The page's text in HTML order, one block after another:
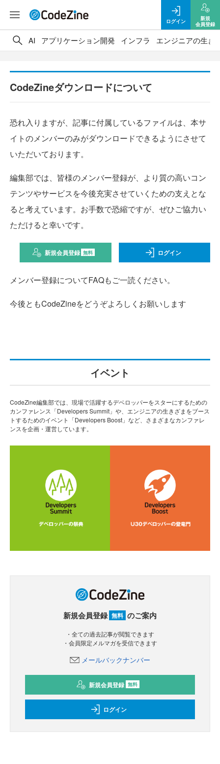
ログイン
新規
会員登録
AI アプリケーション開発 インフラ エンジニアの生き
CodeZineダウンロードについて
恐れ入りますが、記事に付属しているファイルは、本サ
イトのメンバーのみがダウンロードできるようにさせて
いただいております。
編集部では、皆様のメンバー登録が、より質の高いコン
テンツやサービスを今後充実させていくための支えとな
ると考えています。お手数で恐縮ですが、ぜひご協力い
ただけると幸いです。
新規会員登録 無料 ログイン
メンバー登録についてFAQもご一読ください。
今後ともCodeZineをどうぞよろしくお願いします
イベント
CodeZine編集部では、現場で活躍するデベロッパーをスターにするための
カンファレンス「Developers Summit」や、エンジニアの生きざまをブース
トするためのイベント「Developers Boost」など、さまざまなカンファレ
ンスを企画・運営しています。
新規会員登録 無料 のご案内
・全ての過去記事が閲覧できます
・会員限定メルマガを受信できます
メールバックナンバー
新規会員登録 無料
ログイン